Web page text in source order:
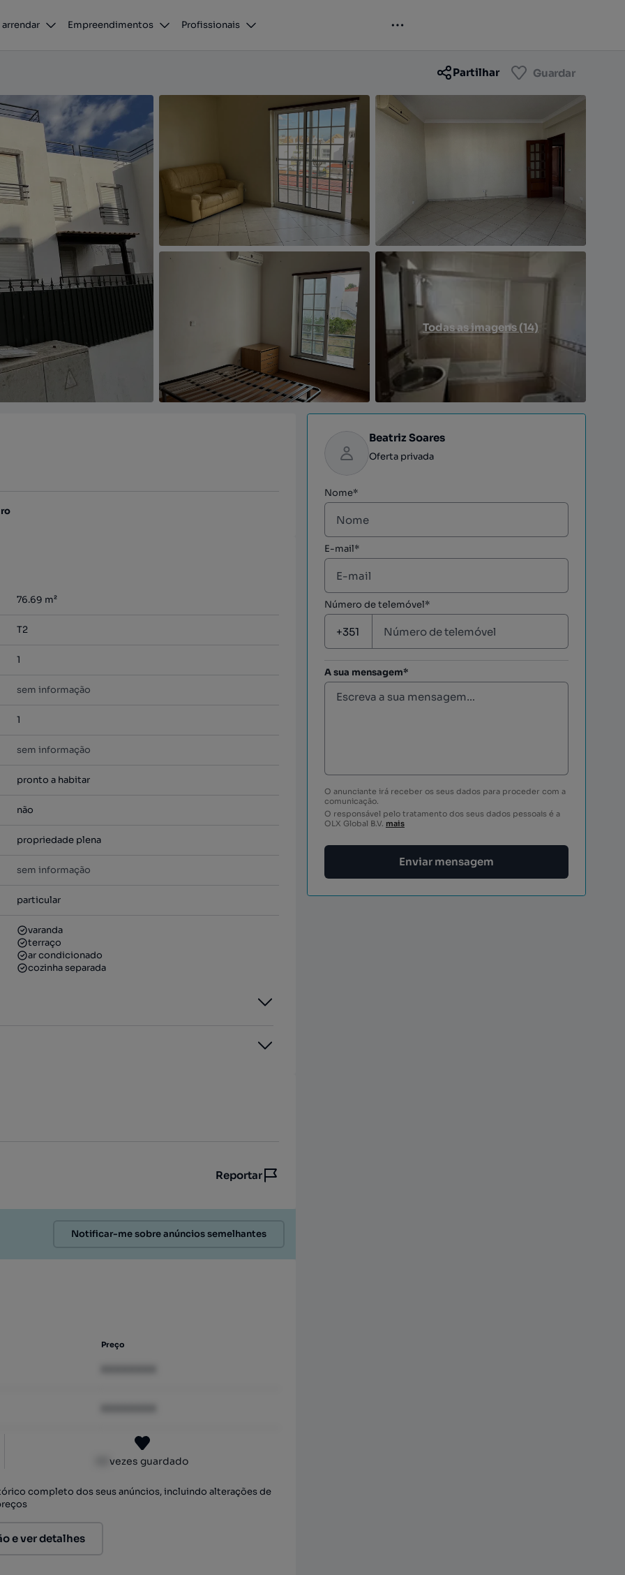
arrendar Empreendimentos Profissionais
Partilhar Guardar
Todas as imagens (14)
76.69 m²
T2
1
sem informação
1
sem informação
pronto a habitar
não
propriedade plena
sem informação
particular
varanda
terraço
ar condicionado
cozinha separada
Reportar
Notificar-me sobre anúncios semelhantes
Preço
vezes guardado
completo dos seus anúncios, incluindo alterações de
e ver detalhes
Beatriz Soares
Oferta privada
Nome*
E-mail*
Número de telemóvel*
A sua mensagem*
O anunciante irá receber os seus dados para proceder com a
comunicação.
O responsável pelo tratamento dos seus dados pessoais é a
OLX Global B.V. mais
Enviar mensagem